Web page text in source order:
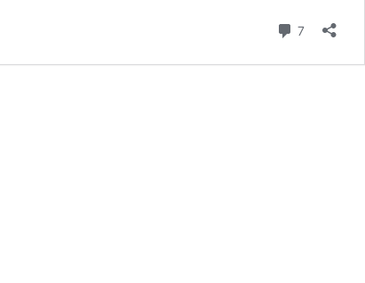
7